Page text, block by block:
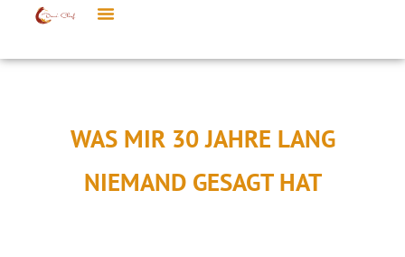
WAS MIR 30 JAHRE LANG
NIEMAND GESAGT HAT